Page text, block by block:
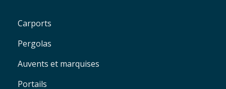
Carports
Pergolas
Auvents et marquises
Portails